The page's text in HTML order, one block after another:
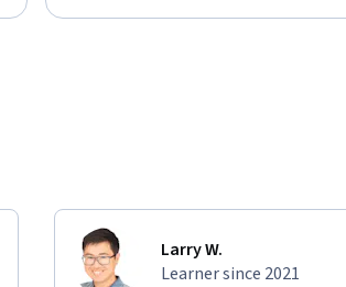
Larry W.
Learner since 2021